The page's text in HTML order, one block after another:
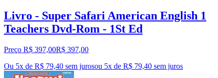
Livro - Super Safari American English 1
Teachers Dvd-Rom - 1St Ed
Preço R$ 397,00R$ 397,00
Ou 5x de R$ 79,40 sem jurosou 5x de R$ 79,40 sem juros